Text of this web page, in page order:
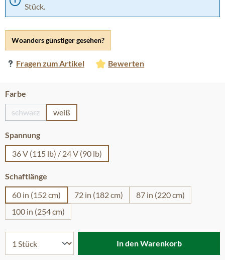
Stück.
Woanders günstiger gesehen?
Fragen zum Artikel Bewerten
Farbe
schwarz
(Diese Option ist zurzeit nicht verfügbar.)
weiß
Spannungauswählen
36 V (115 lb) / 24 V (90 lb)
Schaftlänge
60 in (152 cm)
72 in (182 cm)
87 in (220 cm)
100 in (254 cm)
In den Warenkorb